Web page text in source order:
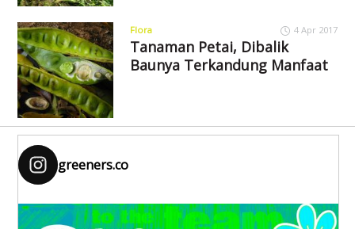
Flora 4 Apr 2017
Tanaman Petai, Dibalik
Baunya Terkandung Manfaat
greeners.co